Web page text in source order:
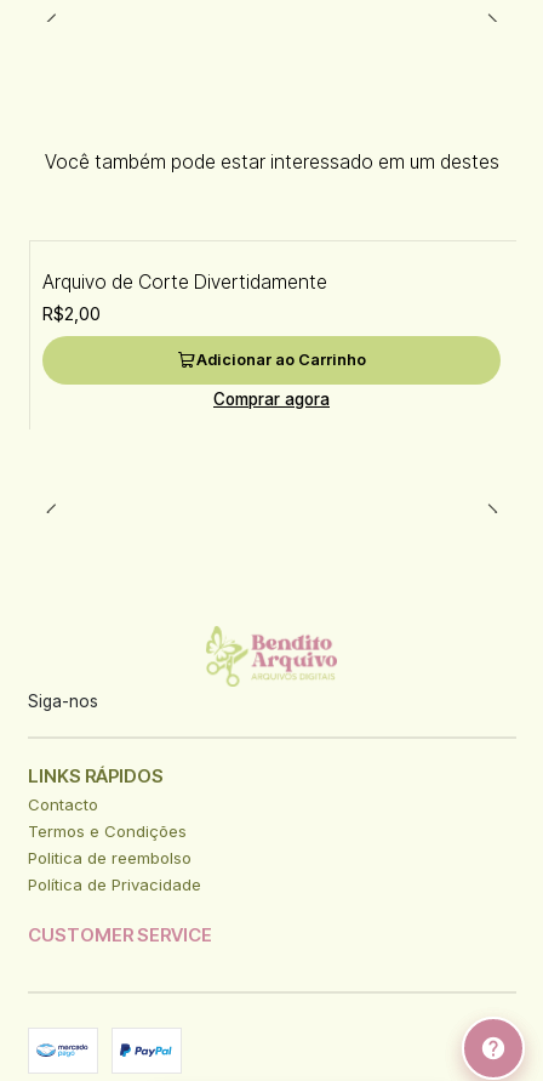
Você também pode estar interessado em um destes
Arquivo de Corte Divertidamente
R$2,00
Adicionar ao Carrinho
Comprar agora
Siga-nos
LINKS RÁPIDOS
Contacto
Termos e Condições
Politica de reembolso
Política de Privacidade
CUSTOMER SERVICE